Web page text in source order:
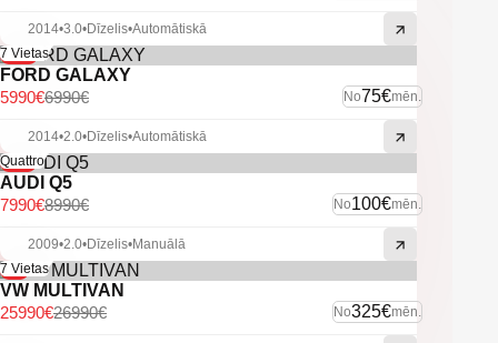
2014•3.0•Dīzelis•Automātiskā
-14%
7 Vietas
FORD GALAXY
No75€mēn.
6990€
5990€
2014•2.0•Dīzelis•Automātiskā
-11%
Quattro
AUDI Q5
No100€mēn.
8990€
7990€
2009•2.0•Dīzelis•Manuālā
-4%
7 Vietas
VW MULTIVAN
No325€mēn.
26990€
25990€